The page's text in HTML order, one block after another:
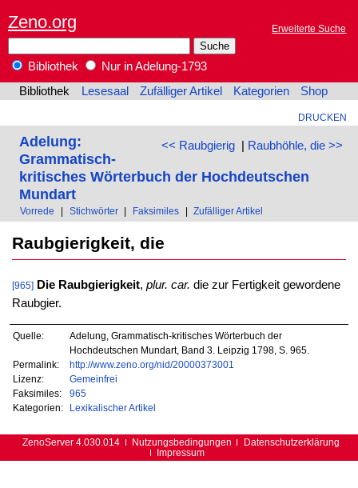
Zeno.org Erweiterte Suche
Bibliothek
Nur in Adelung-1793
Bibliothek
Lesesaal Zufälliger Artikel Kategorien Shop
DRUCKEN
<< Raubgierig| Raubhöhle, die >>
Adelung:
Grammatisch-
kritisches Wörterbuch der Hochdeutschen
Mundart
Vorrede Stichwörter Faksimiles Zufälliger Artikel
Raubgierigkeit, die
[965] Die Raubgierigkeit, plur. car. die zur Fertigkeit gewordene
Raubgier.
Quelle:
Adelung, Grammatisch-kritisches Wörterbuch der
Hochdeutschen Mundart, Band 3. Leipzig 1798, S. 965.
Permalink:
http://www.zeno.org/nid/20000373001
Lizenz:
Gemeinfrei
Faksimiles:
965
Kategorien:
Lexikalischer Artikel
ZenoServer 4.030.014 Nutzungsbedingungen
Datenschutzerklärung
Impressum